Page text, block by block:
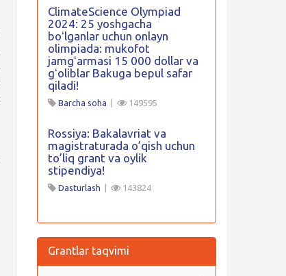
ClimateScience Olympiad
2024: 25 yoshgacha
boʻlganlar uchun onlayn
olimpiada: mukofot
jamgʻarmasi 15 000 dollar va
gʻoliblar Bakuga bepul safar
qiladi!
Barcha soha 149595
Rossiya: Bakalavriat va
magistraturada o’qish uchun
to’liq grant va oylik
stipendiya!
Dasturlash 143824
Grantlar taqvimi